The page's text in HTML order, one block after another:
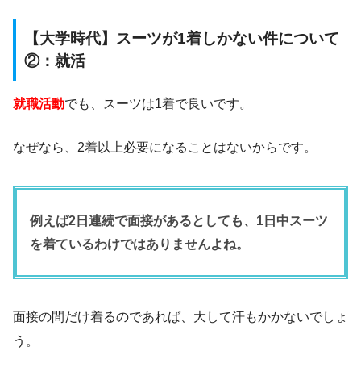
【大学時代】スーツが1着しかない件について
②：就活
就職活動でも、スーツは1着で良いです。
なぜなら、2着以上必要になることはないからです。
例えば2日連続で面接があるとしても、1日中スーツ
を着ているわけではありませんよね。
面接の間だけ着るのであれば、大して汗もかかないでしょ
う。